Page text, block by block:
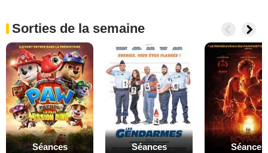
Tous les films pour enfants
Tous les films
Festivals
Court-métrages
Sorties de la semaine
Séances Séances Séances